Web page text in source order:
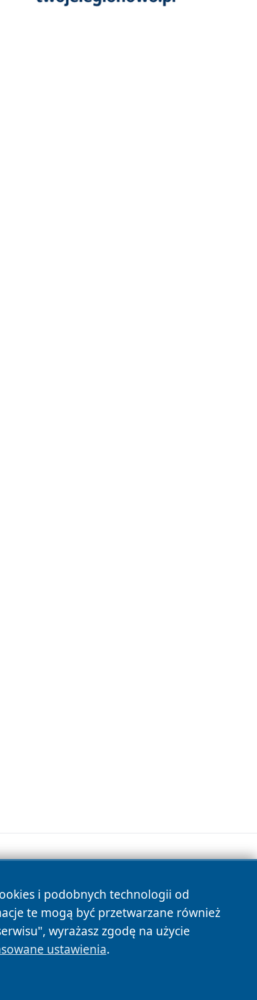
i podobnych technologii od
te mogą być przetwarzane również
wyrażasz zgodę na użycie
ustawienia.